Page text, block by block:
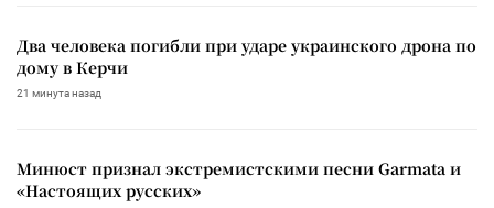
Два человека погибли при ударе украинского дрона по
дому в Керчи
21 минута назад
Минюст признал экстремистскими песни Garmata и
«Настоящих русских»